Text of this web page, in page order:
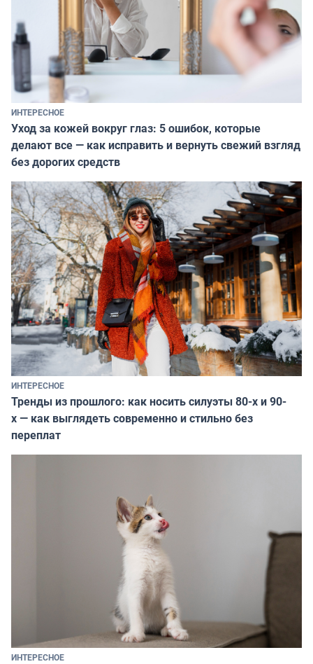
ИНТЕРЕСНОЕ
Уход за кожей вокруг глаз: 5 ошибок, которые
делают все — как исправить и вернуть свежий взгляд
без дорогих средств
ИНТЕРЕСНОЕ
Тренды из прошлого: как носить силуэты 80-х и 90-
х — как выглядеть современно и стильно без
переплат
ИНТЕРЕСНОЕ